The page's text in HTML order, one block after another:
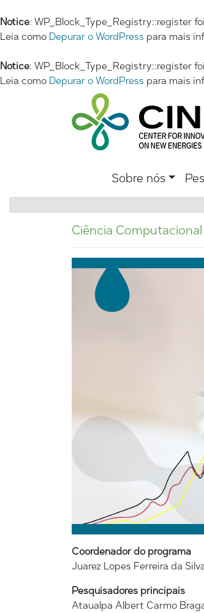
Notice: WP_Block_Type_Registry::register
Leia como Depurar o WordPress para mais
Notice: WP_Block_Type_Registry::register
Leia como Depurar o WordPress para mais
Sobre nós
Ciência
Coordenador do programa
Juarez Lopes Ferreira da
Pesquisadores principais
Ataualpa Albert Carmo